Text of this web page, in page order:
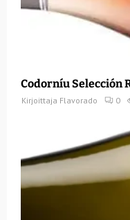
Codorníu Selección
Kirjoittaja Flavorado 0